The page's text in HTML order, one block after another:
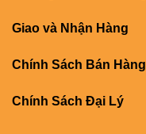
Giao và Nhận Hàng
Chính Sách Bán Hàng
Chính Sách Đại Lý